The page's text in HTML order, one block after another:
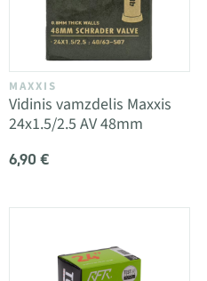
MAXXIS
Vidinis vamzdelis Maxxis
24x1.5/2.5 AV 48mm
6,90 €